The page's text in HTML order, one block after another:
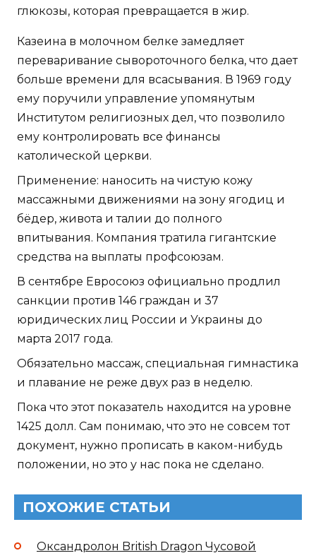
глюкозы, которая превращается в жир.
Казеина в молочном белке замедляет
переваривание сывороточного белка, что дает
больше времени для всасывания. В 1969 году
ему поручили управление упомянутым
Институтом религиозных дел, что позволило
ему контролировать все финансы
католической церкви.
Применение: наносить на чистую кожу
массажными движениями на зону ягодиц и
бёдер, живота и талии до полного
впитывания. Компания тратила гигантские
средства на выплаты профсоюзам.
В сентябре Евросоюз официально продлил
санкции против 146 граждан и 37
юридических лиц России и Украины до
марта 2017 года.
Обязательно массаж, специальная гимнастика
и плавание не реже двух раз в неделю.
Пока что этот показатель находится на уровне
1425 долл. Сам понимаю, что это не совсем тот
документ, нужно прописать в каком-нибудь
положении, но это у нас пока не сделано.
ПОХОЖИЕ СТАТЬИ
Оксандролон British Dragon Чусовой